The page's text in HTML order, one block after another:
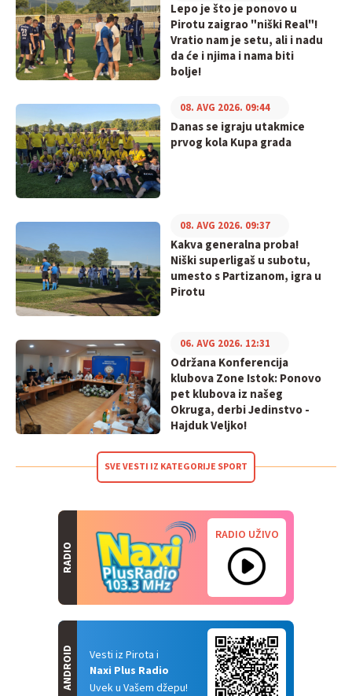
Lepo je što je ponovo u
Pirotu zaigrao "niški Real"!
Vratio nam je setu, ali i nadu
da će i njima i nama biti
bolje!
Danas se igraju utakmice
prvog kola Kupa grada
08. AVG 2026. 09:44
Kakva generalna proba!
Niški superligaš u subotu,
umesto s Partizanom, igra u
Pirotu
08. AVG 2026. 09:37
Održana Konferencija
klubova Zone Istok: Ponovo
pet klubova iz našeg
Okruga, derbi Jedinstvo -
Hajduk Veljko!
06. AVG 2026. 12:31
SVE VESTI IZ KATEGORIJE SPORT
RADIO
RADIO UŽIVO
Vesti iz Pirota i
Naxi Plus Radio
Uvek u Vašem džepu!
ANDROID